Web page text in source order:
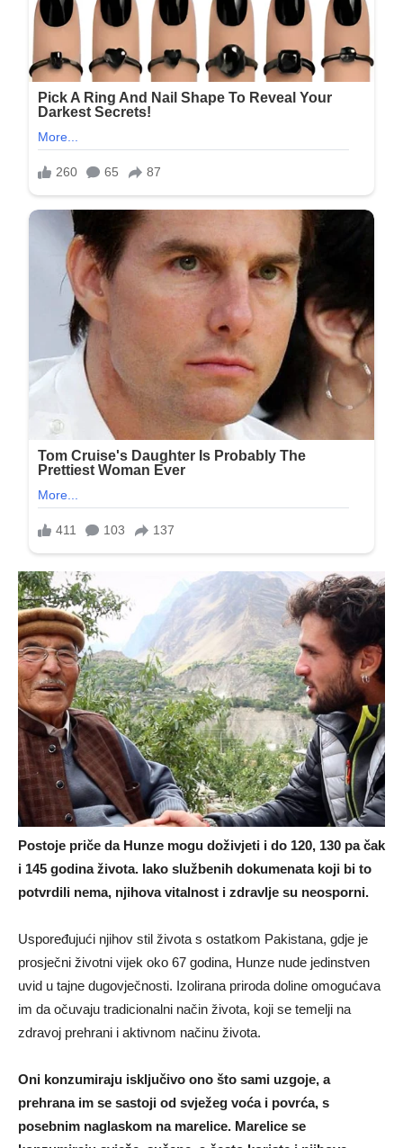
Postoje priče da Hunze mogu doživjeti i do 120, 130 pa čak
i 145 godina života. Iako službenih dokumenata koji bi to
potvrdili nema, njihova vitalnost i zdravlje su neosporni.
Uspoređujući njihov stil života s ostatkom Pakistana, gdje je
prosječni životni vijek oko 67 godina, Hunze nude jedinstven
uvid u tajne dugovječnosti. Izolirana priroda doline omogućava
im da očuvaju tradicionalni način života, koji se temelji na
zdravoj prehrani i aktivnom načinu života.
Oni konzumiraju isključivo ono što sami uzgoje, a
prehrana im se sastoji od svježeg voća i povrća, s
posebnim naglaskom na marelice. Marelice se